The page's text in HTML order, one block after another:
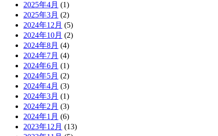
2025年4月 (1)
2025年3月 (2)
2024年12月 (5)
2024年10月 (2)
2024年8月 (4)
2024年7月 (4)
2024年6月 (1)
2024年5月 (2)
2024年4月 (3)
2024年3月 (1)
2024年2月 (3)
2024年1月 (6)
2023年12月 (13)